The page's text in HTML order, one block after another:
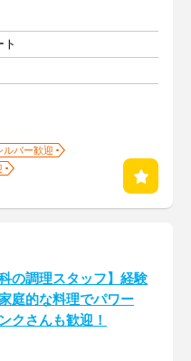
ト
ルバー歓迎
科の調理スタッフ】経験
庭的な料理でパワー
クさんも歓迎！